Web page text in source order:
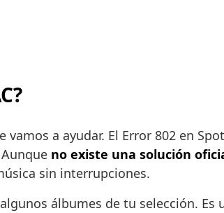
a ayudar. El Error 802 en
no existe una solución
sin interrupciones.
álbumes de tu selección. Es